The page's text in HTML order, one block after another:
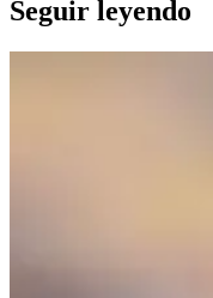
Seguir leyendo